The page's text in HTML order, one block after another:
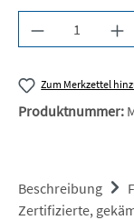
Produkt
Zum Merkzettel
Produktnummer:
Beschreibung
Zertifizierte,